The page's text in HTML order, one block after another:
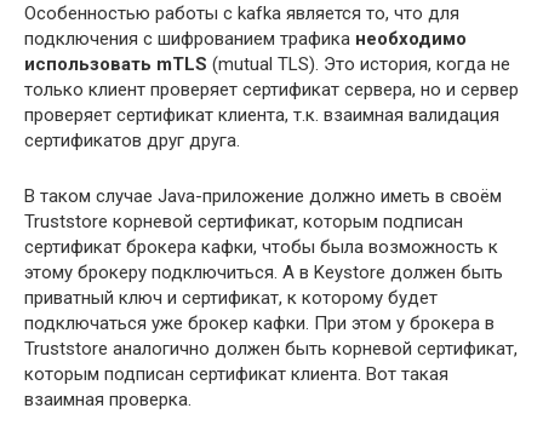
Особенностью работы с kafka является то, что для
подключения с шифрованием трафика необходимо
использовать mTLS (mutual TLS). Это история, когда не
только клиент проверяет сертификат сервера, но и сервер
проверяет сертификат клиента, т.к. взаимная валидация
сертификатов друг друга.
В таком случае Java-приложение должно иметь в своём
Truststore корневой сертификат, которым подписан
сертификат брокера кафки, чтобы была возможность к
этому брокеру подключиться. А в Keystore должен быть
приватный ключ и сертификат, к которому будет
подключаться уже брокер кафки. При этом у брокера в
Truststore аналогично должен быть корневой сертификат,
которым подписан сертификат клиента. Вот такая
взаимная проверка.